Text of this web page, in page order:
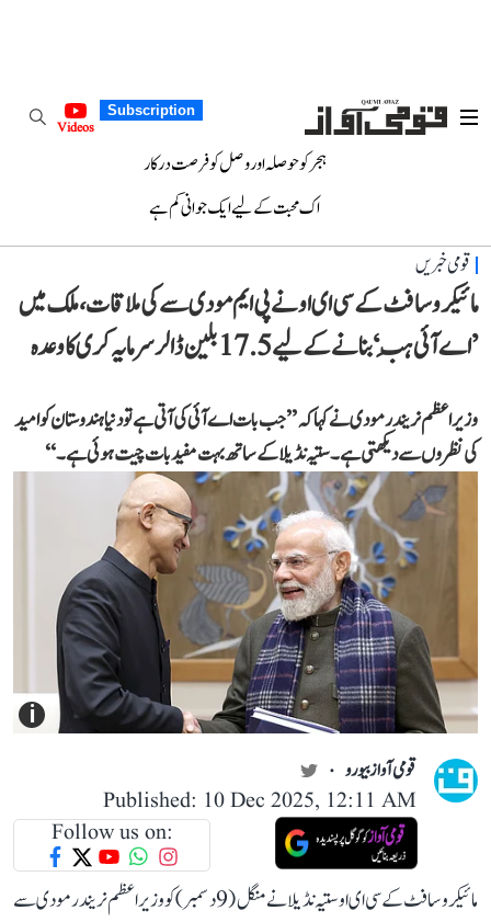
Subscription
Videos
ہجر کو حوصلہ اور وصل کو فرصت درکار
اک محبت کے لیے ایک جوانی کم ہے
قومی خبریں
مائیکروسافٹ کے سی ای او نے پی ایم مودی سے کی ملاقات، ملک میں
’اے آئی ہَب‘ بنانے کے لیے 17.5 بلین ڈالر سرمایہ کری کا وعدہ
وزیر اعظم نریندر مودی نے کہا کہ ’’جب بات اے آئی کی آتی ہے تو دنیا ہندوستان کو امید
کی نظروں سے دیکھتی ہے۔ ستیہ نڈیلا کے ساتھ بہت مفید بات چیت ہوئی ہے۔‘‘
i
قومی آواز بیورو
Published: 10 Dec 2025, 12:11 AM
Follow us on:
مائیکروسافٹ کے سی ای او ستیہ نڈیلا نے منگل (9 دسمبر) کو وزیر اعظم نریندر مودی سے